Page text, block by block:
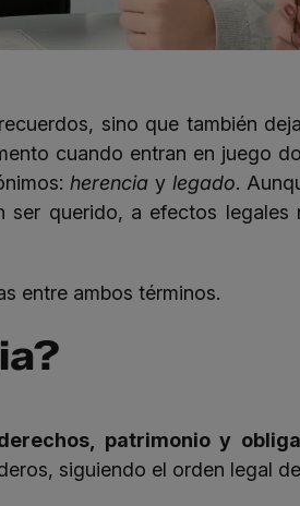
sino que también
cuando entran en juego
herencia ylegado.
ser querido, a efectos
entre ambos términos.
patrimonio y
siguiendo el orden legal